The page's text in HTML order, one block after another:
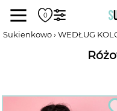
POKAŻ
DŁUGOŚĆ
Sukienkowo
WEDŁUG